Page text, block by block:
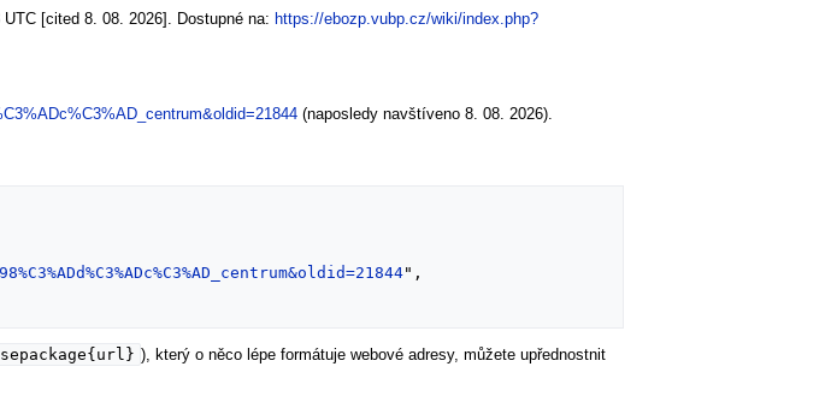
[cited 8. 08. 2026]. Dostupné na: https://ebozp.vubp.cz/wiki/index.php?
(naposledy navštíveno 8. 08. 2026).
",
), který o něco lépe formátuje webové adresy, můžete upřednostnit